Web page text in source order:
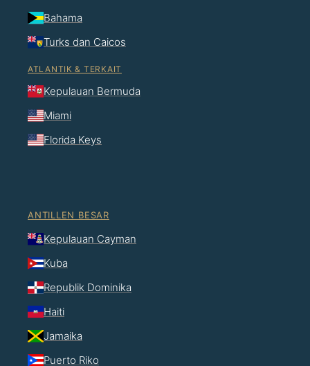
Bahama
Turks dan Caicos
ATLANTIK & TERKAIT
Kepulauan Bermuda
Miami
Florida Keys
ANTILLEN BESAR
Kepulauan Cayman
Kuba
Republik Dominika
Haiti
Jamaika
Puerto Riko